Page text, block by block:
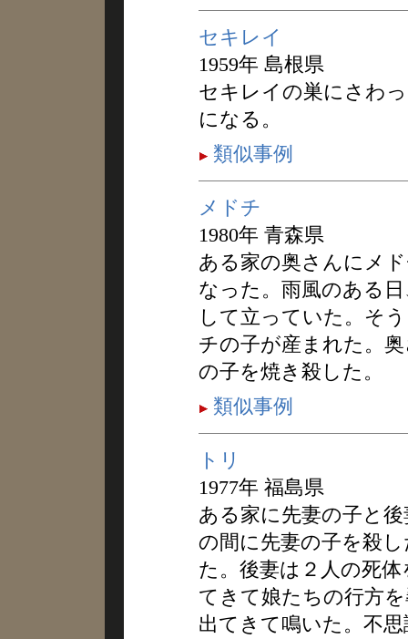
セキレイ
1959年 島根県
セキレイの巣にさわ
になる。
類似事例
メドチ
1980年 青森県
ある家の奥さんにメ
なった。雨風のある
して立っていた。そ
チの子が産まれた。
の子を焼き殺した。
類似事例
トリ
1977年 福島県
ある家に先妻の子と
の間に先妻の子を殺
た。後妻は２人の死
てきて娘たちの行方
出てきて鳴いた。不